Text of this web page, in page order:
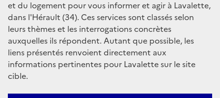
et du logement pour vous informer et agir à Lavalette,
dans l'Hérault (34). Ces services sont classés selon
leurs thèmes et les interrogations concrètes
auxquelles ils répondent. Autant que possible, les
liens présentés renvoient directement aux
informations pertinentes pour Lavalette sur le site
cible.